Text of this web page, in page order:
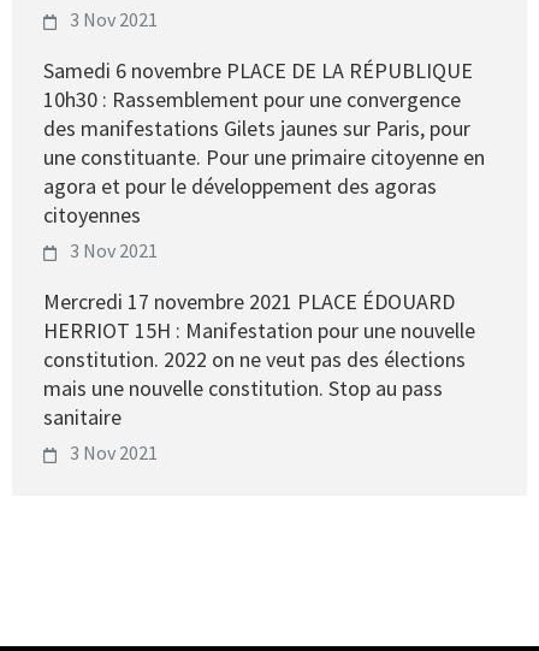
3 Nov 2021
Samedi 6 novembre PLACE DE LA RÉPUBLIQUE
10h30 : Rassemblement pour une convergence
des manifestations Gilets jaunes sur Paris, pour
une constituante. Pour une primaire citoyenne en
agora et pour le développement des agoras
citoyennes
3 Nov 2021
Mercredi 17 novembre 2021 PLACE ÉDOUARD
HERRIOT 15H : Manifestation pour une nouvelle
constitution. 2022 on ne veut pas des élections
mais une nouvelle constitution. Stop au pass
sanitaire
3 Nov 2021